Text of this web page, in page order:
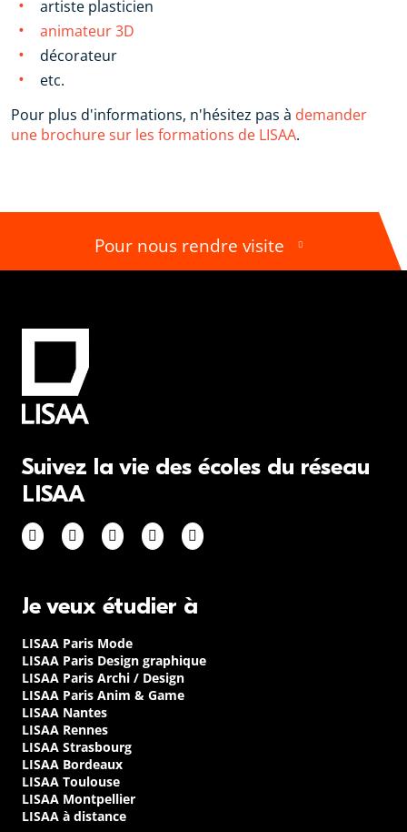
artiste plasticien
animateur 3D
décorateur
etc.
Pour plus d'informations, n'hésitez pas à demander
une brochure sur les formations de LISAA.
Pour nous rendre visite
Suivez la vie des écoles du réseau
LISAA
Je veux étudier à
LISAA Paris Mode
LISAA Paris Design graphique
LISAA Paris Archi / Design
LISAA Paris Anim & Game
LISAA Nantes
LISAA Rennes
LISAA Strasbourg
LISAA Bordeaux
LISAA Toulouse
LISAA Montpellier
LISAA à distance